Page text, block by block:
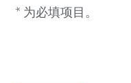
* 为必填项目。